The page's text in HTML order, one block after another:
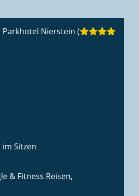
Parkhotel Nierstein (
im Sitzen
& Fitness Reisen